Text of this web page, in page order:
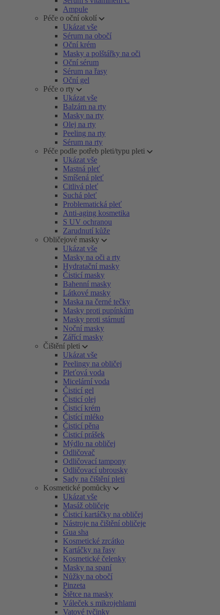
Ampule
Péče o oční okolí
Ukázat vše
Sérum na obočí
Oční krém
Masky a polštářky na oči
Oční sérum
Sérum na řasy
Oční gel
Péče o rty
Ukázat vše
Balzám na rty
Masky na rty
Olej na rty
Peeling na rty
Sérum na rty
Péče podle potřeb pleti/typu pleti
Ukázat vše
Mastná pleť
Smíšená pleť
Citlivá pleť
Suchá pleť
Problematická pleť
Anti-aging kosmetika
S UV ochranou
Zarudnutí kůže
Obličejové masky
Ukázat vše
Masky na oči a rty
Hydratační masky
Čisticí masky
Bahenní masky
Látkové masky
Maska na černé tečky
Masky proti pupínkům
Masky proti stárnutí
Noční masky
Zářící masky
Čištění pleti
Ukázat vše
Peelingy na obličej
Pleťová voda
Micelární voda
Čisticí gel
Čisticí olej
Čisticí krém
Čistící mléko
Čisticí pěna
Čisticí prášek
Mýdlo na obličej
Odličovač
Odličovací tampony
Odličovací ubrousky
Sady na čištění pleti
Kosmetické pomůcky
Ukázat vše
Masáž obličeje
Čisticí kartáčky na obličej
Nástroje na čištění obličeje
Gua sha
Kosmetické zrcátko
Kartáčky na řasy
Kosmetické čelenky
Masky na spaní
Nůžky na obočí
Pinzeta
Štětce na masky
Váleček s mikrojehlami
Vatové tyčinky